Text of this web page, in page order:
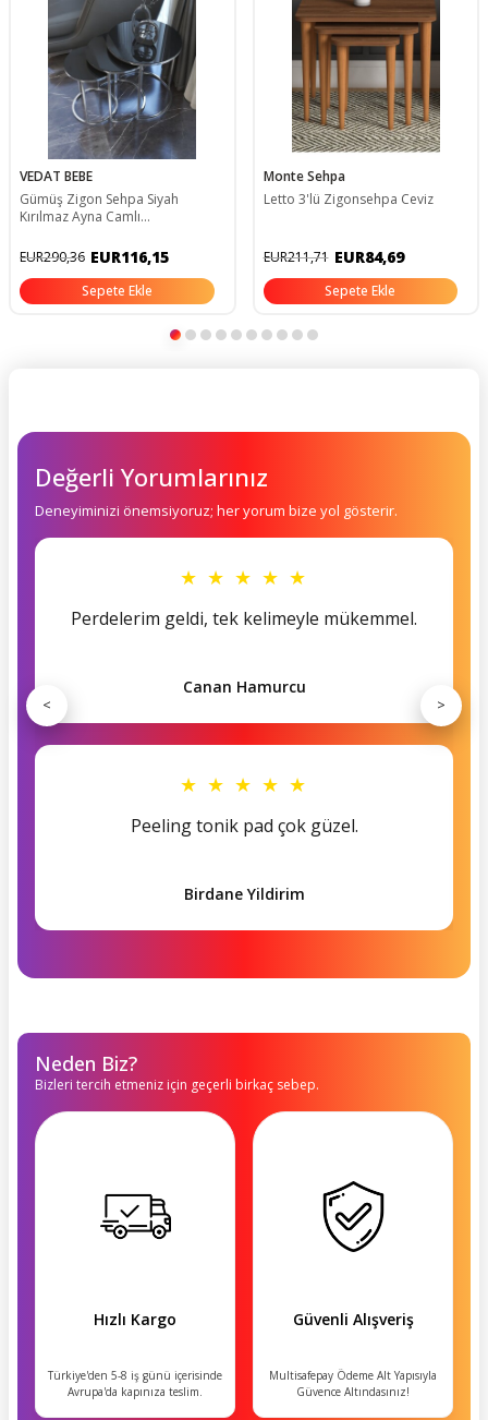
VEDAT BEBE
Gümüş Zigon Sehpa Siyah
Kırılmaz Ayna Camlı
EUR290,36 EUR116,15
Sepete Ekle
Monte Sehpa
Letto 3'lü Zigonsehpa Ceviz
EUR211,71 EUR84,69
Sepete Ekle
Değerli Yorumlarınız
Deneyiminizi önemsiyoruz; her yorum bize yol gösterir.
★ ★ ★ ★ ★
Perdelerim geldi, tek kelimeyle mükemmel.
Canan Hamurcu
★ ★ ★ ★ ★
Peeling tonik pad çok güzel.
Birdane Yildirim
< >
Neden Biz?
Bizleri tercih etmeniz için geçerli birkaç sebep.
Hızlı Kargo
Türkiye'den 5-8 iş günü içerisinde
Avrupa'da kapınıza teslim.
Güvenli Alışveriş
Multisafepay Ödeme Alt Yapısıyla
Güvence Altındasınız!